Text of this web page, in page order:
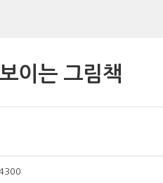
이는 그림책